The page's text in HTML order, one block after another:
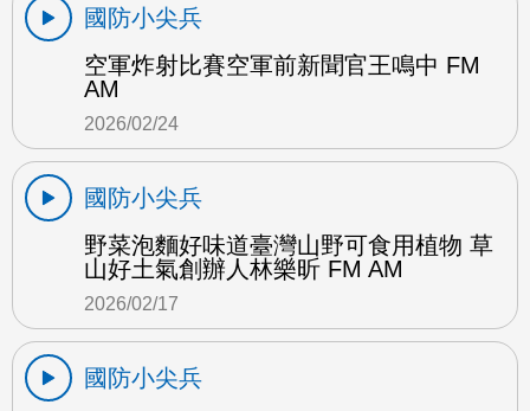
國防小尖兵
空軍炸射比賽空軍前新聞官王鳴中 FM
AM
2026/02/24
國防小尖兵
野菜泡麵好味道臺灣山野可食用植物 草
山好土氣創辦人林樂昕 FM AM
2026/02/17
國防小尖兵